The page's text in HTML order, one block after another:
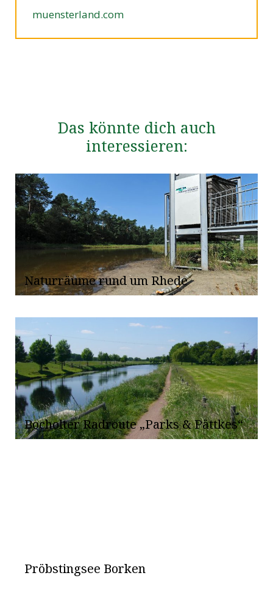
muensterland.com
Das könnte dich auch
interessieren:
Naturräume rund um Rhede
Bocholter Radroute „Parks & Pättkes“
Pröbstingsee Borken